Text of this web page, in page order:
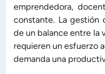
emprendedora,
constante. La gestión
de un balance entre la
requieren un esfuerzo
demanda una